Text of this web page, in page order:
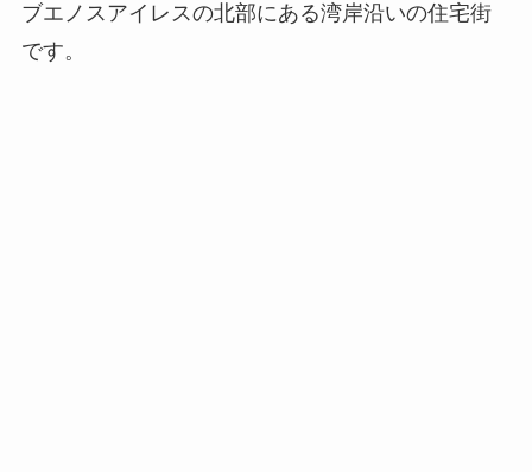
ブエノスアイレスの北部にある湾岸沿いの住宅街
です。